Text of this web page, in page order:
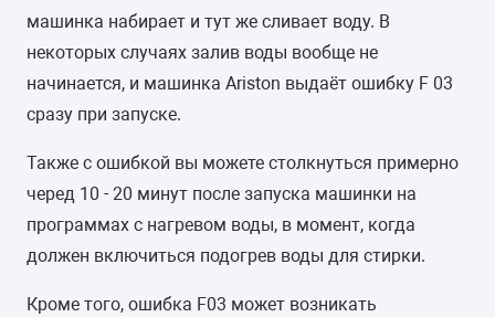
машинка набирает и тут же сливает воду. В
некоторых случаях залив воды вообще не
начинается, и машинка Ariston выдаёт ошибку F 03
сразу при запуске.
Также с ошибкой вы можете столкнуться примерно
черед 10 - 20 минут после запуска машинки на
программах с нагревом воды, в момент, когда
должен включиться подогрев воды для стирки.
Кроме того, ошибка F03 может возникать